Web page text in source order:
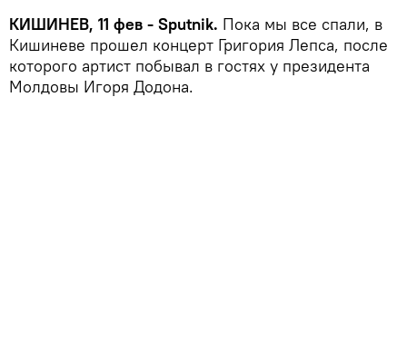
КИШИНЕВ, 11 фев - Sputnik. Пока мы все спали, в
Кишиневе прошел концерт Григория Лепса, после
которого артист побывал в гостях у президента
Молдовы Игоря Додона.